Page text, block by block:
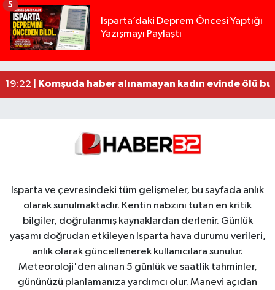
Isparta’daki Deprem Öncesi Yaptığı
Yazışmayı Paylaştı
5
13:00 |Yığılca'da kardeşler arasındaki silahlı kavgada
12:48 |Tur teknesi çalışanlarının birbirine girdiği kavga
02:26 |MOTOSİKLETLE ÇARPIŞAN OTOMOBİL GÜL
19:22 |
Komşuda haber alınamayan kadın evinde ölü
Isparta ve çevresindeki tüm gelişmeler, bu sayfada anlık
olarak sunulmaktadır. Kentin nabzını tutan en kritik
bilgiler, doğrulanmış kaynaklardan derlenir. Günlük
yaşamı doğrudan etkileyen Isparta hava durumu verileri,
anlık olarak güncellenerek kullanıcılara sunulur.
Meteoroloji'den alınan 5 günlük ve saatlik tahminler,
gününüzü planlamanıza yardımcı olur. Manevi açıdan